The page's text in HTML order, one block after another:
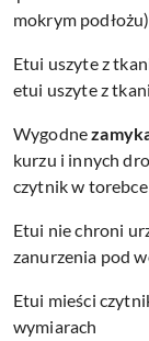
mokrym podłożu)
Etui uszyte z
etui uszyte z
Wygodne
kurzu i innych
czytnik w
Etui nie chroni
zanurzenia pod
Etui mieści
wymiarach